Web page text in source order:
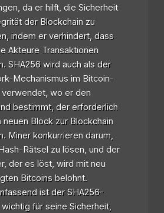
da er hilft, die Sicherheit
der Blockchain zu
indem er verhindert, dass
Akteure Transaktionen
SHA256 wird auch als der
Mechanismus im Bitcoin-
verwendet, wo er den
bestimmt, der erforderlich
neuen Block zur Blockchain
Miner konkurrieren darum,
Rätsel zu lösen, und der
der es löst, wird mit neu
Bitcoins belohnt.
ist der SHA256-
für seine Sicherheit,